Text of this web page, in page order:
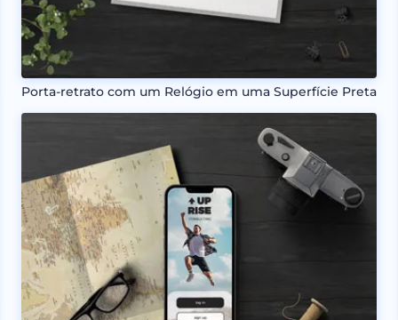
Porta-retrato com um Relógio em uma Superfície Preta